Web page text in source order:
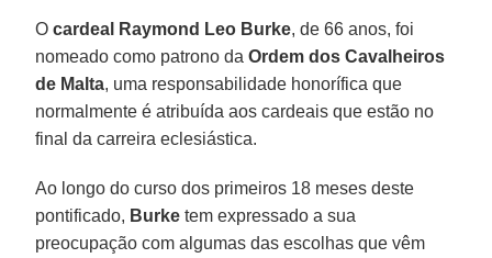
Ocardeal Raymond Leo Burke, de 66 anos, foi
nomeado como patrono daOrdem dos Cavalheiros
de Malta, uma responsabilidade honorífica que
normalmente é atribuída aos cardeais que estão no
final da carreira eclesiástica.
Ao longo do curso dos primeiros 18 meses deste
pontificado, Burke tem expressado a sua
preocupação com algumas das escolhas que vêm